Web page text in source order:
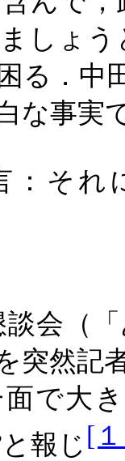
しょ
る．中
な事実
：そ
会（
突然記
面で大
報じ [